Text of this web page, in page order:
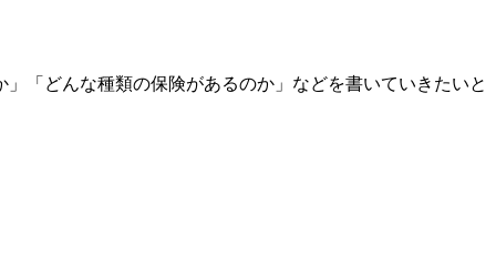
「どんな種類の保険があるのか」などを書いていきたいと